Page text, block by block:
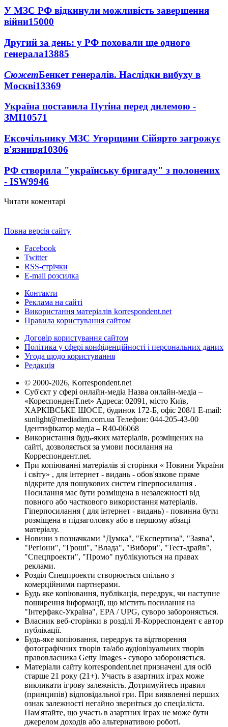
У МЗС РФ відкинули можливість завершення
війни15000
Другий за день: у РФ поховали ще одного
генерала13885
СюжетБенкет генералів. Наслідки вибуху в
Москві13369
Україна поставила Путіна перед дилемою -
ЗМІ10571
Ексочільнику МЗС Угорщини Сійярто загрожує
в'язниця10306
РФ створила "українську бригаду" з полонених
- ISW9946
Читати коментарі
Повна версія сайту
Facebook
Twitter
RSS-стрічки
E-mail розсилка
Контакти
Реклама на сайті
Використання матеріалів korrespondent.net
Правила користування сайтом
Договір користування сайтом
Політика у сфері конфіденційності і персональних даних
Угода щодо користування
Редакція
© 2000-2026, Korrespondent.net
Суб'єкт у сфері онлайн-медіа Назва онлайн-медіа –
«КореспонденТ.net» Адреса: 02091, місто Київ,
ХАРКІВСЬКЕ ШОСЕ, будинок 172-Б, офіс 208/1 E-mail:
sunlight@mediadim.com.ua Телефон: 044-205-43-00
Ідентифікатор медіа – R40-06068
Використання будь-яких матеріалів, розміщених на
сайті, дозволяється за умови посилання на
Корреспондент.net.
При копіюванні матеріалів зі сторінки « Новини України
і світу» , для інтернет - видань - обов'язкове пряме
відкрите для пошукових систем гіперпосилання .
Посилання має бути розміщена в незалежності від
повного або часткового використання матеріалів.
Гіперпосилання ( для інтернет - видань) - повинна бути
розміщена в підзаголовку або в першому абзаці
матеріалу.
Новини з позначками "Думка", "Експертиза", "Заява",
"Регіони", "Гроші", "Влада", "Вибори", "Тест-драйв",
"Спецпроекти", "Промо" публікуються на правах
реклами.
Розділ Спецпроекти створюється спільно з
комерційними партнерами.
Будь яке копіювання, публікація, передрук, чи наступне
поширення інформації, що містить посилання на
"Інтерфакс-Україна", EPA / UPG, суворо забороняється.
Власник веб-сторінки в розділі Я-Корреспондент є автор
публікації.
Будь-яке копіювання, передрук та відтворення
фотографічних творів та/або аудіовізуальних творів
правовласника Getty Images - суворо забороняється.
Матеріали сайту korrespondent.net призначені для осіб
старше 21 року (21+). Участь в азартних іграх може
викликати ігрову залежність. Дотримуйтесь правил
(принципів) відповідальної гри. При виявленні перших
ознак залежності негайно зверніться до спеціаліста.
Пам'ятайте, що участь в азартних іграх не може бути
джерелом доходів або альтернативою роботі.